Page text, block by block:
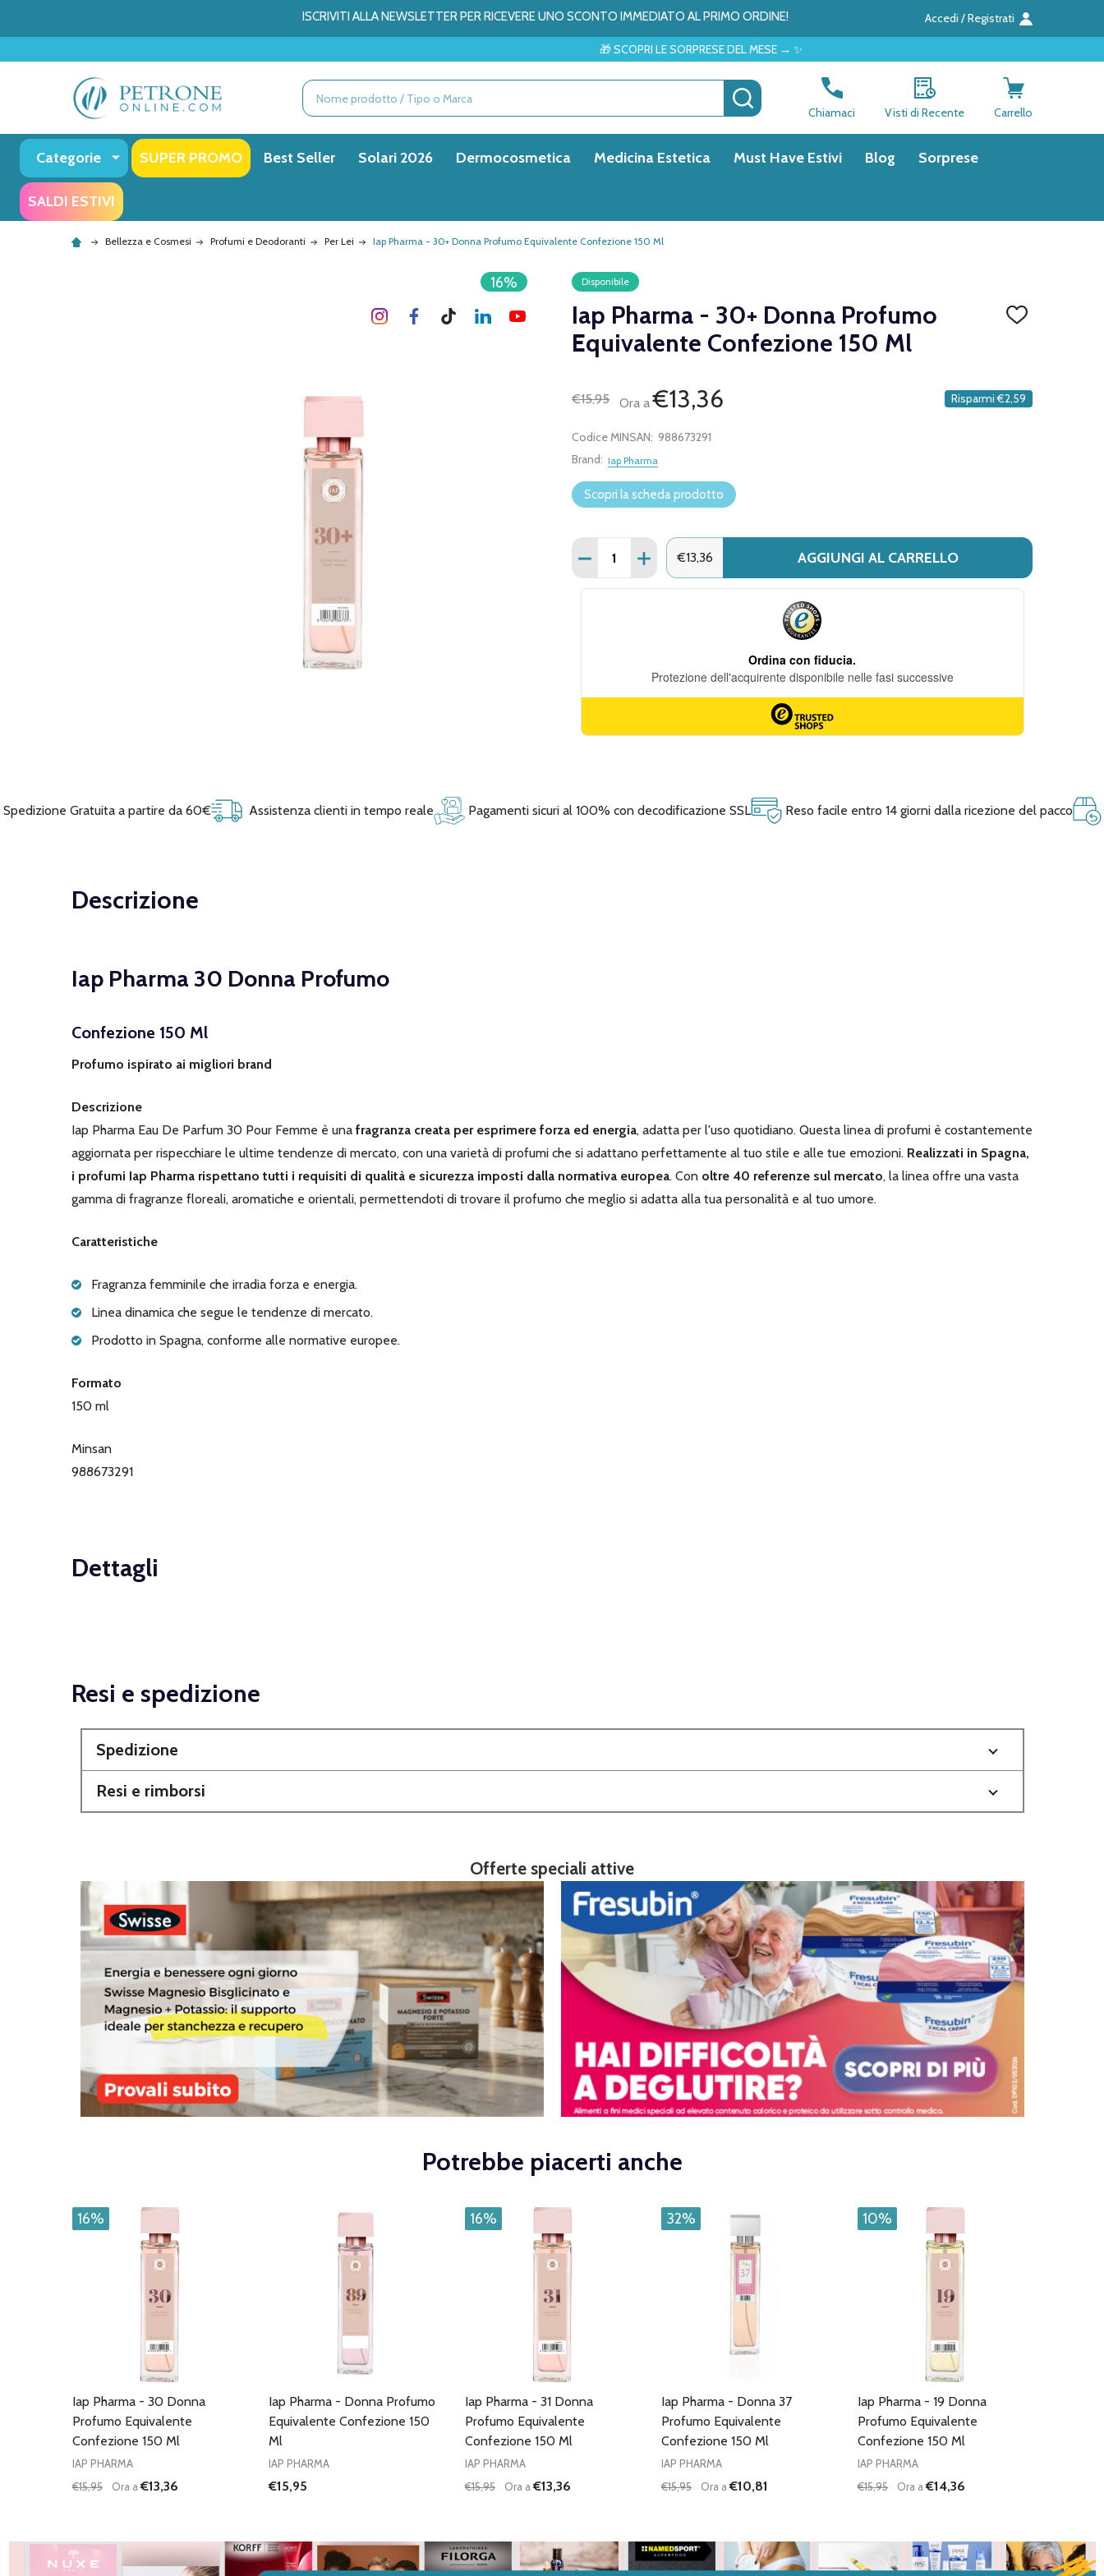
ISCRIVITI ALLA NEWSLETTER PER RICEVERE UNO SCONTO IMMEDIATO AL PRIMO ORDINE! Accedi / Registrati
🎁 SCOPRI LE SORPRESE DEL MESE → ✨
Ricerca CERCA
Chiamaci Visti di Recente Carrello
Categorie SUPER PROMO Best Seller Solari 2026 Dermocosmetica Medicina Estetica Must Have Estivi Blog Sorprese
SALDI ESTIVI
Bellezza e Cosmesi Profumi e Deodoranti Per Lei Iap Pharma - 30+ Donna Profumo Equivalente Confezione 150 Ml
Disponibile
Iap Pharma - 30+ Donna Profumo
Equivalente Confezione 150 Ml
AGGIUNGI
€15,95
Ora a€13,36 Risparmi €2,59
16%
Codice MINSAN: 988673291
Brand: Iap Pharma
Scopri la scheda prodotto
Quantità: €13,36 AGGIUNGI AL CARRELLO
Spedizione Gratuita a partire da 60€ Assistenza clienti in tempo reale Pagamenti sicuri al 100% con decodificazione SSL Reso facile entro 14 giorni dalla ricezione del pacco
Descrizione
Iap Pharma 30 Donna Profumo
Confezione 150 Ml
Profumo ispirato ai migliori brand
Descrizione
Iap Pharma Eau De Parfum 30 Pour Femme è una fragranza creata per esprimere forza ed energia, adatta per l'uso quotidiano. Questa linea di profumi è costantemente
aggiornata per rispecchiare le ultime tendenze di mercato, con una varietà di profumi che si adattano perfettamente al tuo stile e alle tue emozioni. Realizzati in Spagna,
i profumi Iap Pharma rispettano tutti i requisiti di qualità e sicurezza imposti dalla normativa europea. Con oltre 40 referenze sul mercato, la linea offre una vasta
gamma di fragranze floreali, aromatiche e orientali, permettendoti di trovare il profumo che meglio si adatta alla tua personalità e al tuo umore.
Caratteristiche
Fragranza femminile che irradia forza e energia.
Linea dinamica che segue le tendenze di mercato.
Prodotto in Spagna, conforme alle normative europee.
Formato
150 ml
Minsan
988673291
Dettagli
Resi e spedizione
Spedizione
Resi e rimborsi
Offerte speciali attive
Potrebbe piacerti anche
16%
Iap Pharma - 30 Donna
Profumo Equivalente
Confezione 150 Ml
IAP PHARMA
€15,95
Ora a€13,36
Iap Pharma - Donna Profumo
Equivalente Confezione 150
Ml
IAP PHARMA
€15,95
16%
Iap Pharma - 31 Donna
Profumo Equivalente
Confezione 150 Ml
IAP PHARMA
€15,95
Ora a€13,36
32%
Iap Pharma - Donna 37
Profumo Equivalente
Confezione 150 Ml
IAP PHARMA
€15,95
Ora a€10,81
10%
Iap Pharma - 19 Donna
Profumo Equivalente
Confezione 150 Ml
IAP PHARMA
€15,95
Ora a€14,36